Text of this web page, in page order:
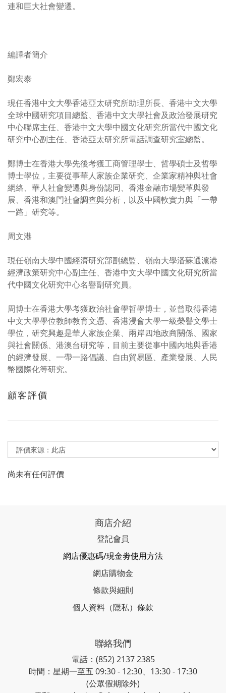
連和巨大社會變遷。
編譯者簡介
鄭宏泰
現任香港中文大學香港亞太研究所助理所長、香港中文大學
全球中國研究項目總監、香港中文大學社會及政治發展研究
中心聯席主任、香港中文大學中國文化研究所當代中國文化
研究中心副主任、香港亞太研究所電話調查研究室總監。
鄭博士在香港大學先後考獲工商管理學士、哲學碩士及哲學
博士學位，主要從事華人家族企業研究、企業家精神與社會
網絡、華人社會變遷與身份認同、香港金融市場變革與發
展、香港和澳門社會調查與分析，以及中國軟實力與「一帶
一路」研究等。
周文港
現任嶺南大學中國經濟研究部副總監、嶺南大學潘蘇通滬港
經濟政策研究中心副主任、香港中文大學中國文化研究所當
代中國文化研究中心名譽副研究員。
周博士在香港大學考獲政治社會學哲學博士，並曾取得香港
中文大學學位教師教育文憑、香港浸會大學一級榮譽文學士
學位，研究興趣是華人家族企業、兩岸四地政商關係、國家
與社會關係、港澳台研究等，目前主要從事中國內地與香港
的經濟發展、一帶一路倡議、自由貿易區、產業發展、人民
幣國際化等研究。
顧客評價
尚未有任何評價
商店介紹
登記會員
網店優惠碼/現金劵使用方法
網店購物金
條款與細則
個人資料（隱私）條款
聯絡我們
電話：(852) 2137 2385
時間：星期一至五 09:30 - 12:30、13:30 - 17:30
(公眾假期除外)